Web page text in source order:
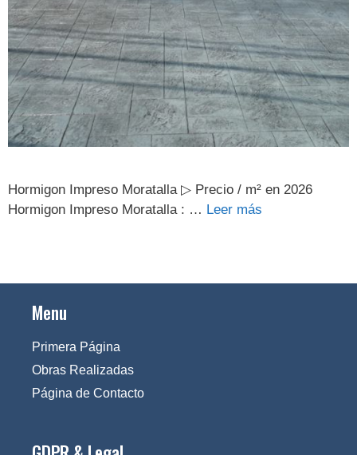
Hormigon Impreso Moratalla ▷ Precio / m² en 2026
Hormigon Impreso Moratalla : … Leer más
Menu
Primera Página
Obras Realizadas
Página de Contacto